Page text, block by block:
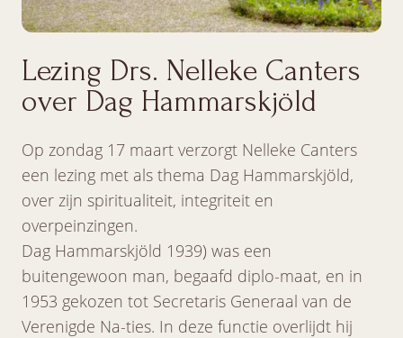
Lezing Drs. Nelleke Canters
over Dag Hammarskjöld
Op zondag 17 maart verzorgt Nelleke Canters
een lezing met als thema Dag Hammarskjöld,
over zijn spiritualiteit, integriteit en
overpeinzingen.
Dag Hammarskjöld 1939) was een
buitengewoon man, begaafd diplo-maat, en in
1953 gekozen tot Secretaris Generaal van de
Verenigde Na-ties. In deze functie overlijdt hij